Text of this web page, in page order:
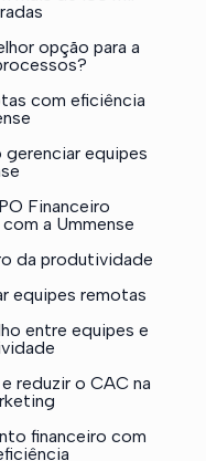
opção para a
com eficiência
gerenciar equipes
Financeiro
a Ummense
da produtividade
equipes remotas
entre equipes e
reduzir o CAC na
financeiro com